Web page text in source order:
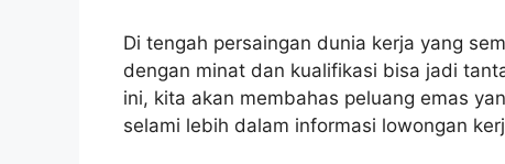
Di tengah persaingan dunia kerja yang
dengan minat dan kualifikasi bisa jadi
ini, kita akan membahas peluang emas
selami lebih dalam informasi lowongan